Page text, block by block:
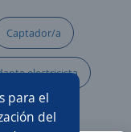
para el
del
Captador/a
electricista